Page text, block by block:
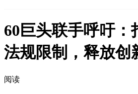
60巨头联手呼吁
法规限制，释放创
阅读